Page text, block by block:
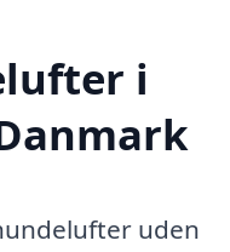
i
uden